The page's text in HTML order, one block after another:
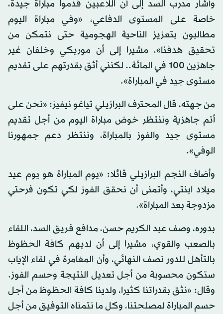
وأشار مدرب السد إلى أن اللاعبين قدموا مباراة جيدة،
خاصة على المستوى الدفاعي، «وفي مباراة اليوم
مطالبون بتعزيز الناحية الهجومية حتى نتمكن من
تحقيق هدفنا»، مشيرا إلى أن موريكي وخلفان غير
جاهزين 100 في المائة.. لكنني أثق بقدرتهم على تقديم
مستوى جيد في المباراة».
من جهته، قال المحترف البرازيلي تياغو نيفيز: «نحن على
أتم جاهزية وننتظر خوض مباراة اليوم من أجل تقديم
مستوى جيد والفوز بالمباراة، وننتظر دعم جمهورنا
الوفي».
وأضاف النجم البرازيلي قائلا: «يوم المباراة هو يوم عيد
ميلاد ابنتي، وأتمنى أن نحقق الفوز لكي تكون فرحتي
مزدوجة بعد المباراة».
بدوره، وصف عبد الكريم حسن، مدافع فريق السد، اللقاء
بالصعب والقوي، مشيرا إلى أن لديهم كافة الحظوظ
بالتأهل للدور نصف النهائي، وأن المغامرة في لقاء الإياب
ستكون محسوبة من أجل تعديل النتيجة وحسم الفوز.
وقال: «نثق بقدراتنا كثيرا، ولدينا كافة الحظوظ من أجل
حسم المباراة لمصلحتنا، وكل ما نتمناه التوفيق من أجل